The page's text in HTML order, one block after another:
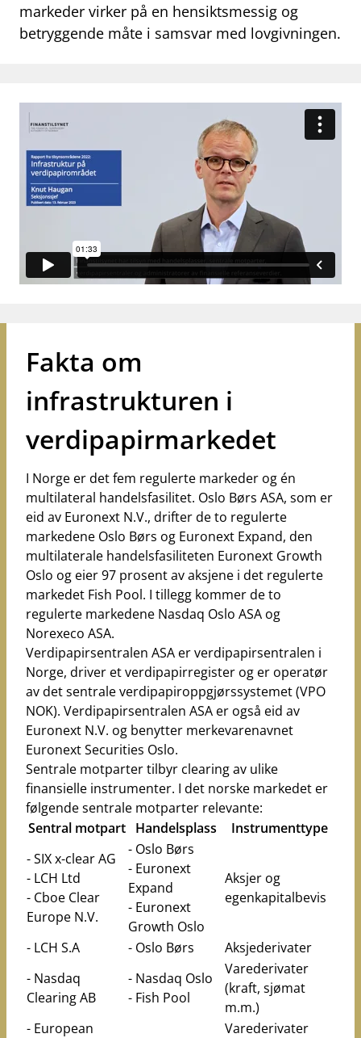
markeder virker på en hensiktsmessig og
betryggende måte i samsvar med lovgivningen.
Fakta om
infrastrukturen i
verdipapirmarkedet
I Norge er det fem regulerte markeder og én
multilateral handelsfasilitet. Oslo Børs ASA, som er
eid av Euronext N.V., drifter de to regulerte
markedene Oslo Børs og Euronext Expand, den
multilaterale handelsfasiliteten Euronext Growth
Oslo og eier 97 prosent av aksjene i det regulerte
markedet Fish Pool. I tillegg kommer de to
regulerte markedene Nasdaq Oslo ASA og
Norexeco ASA.
Verdipapirsentralen ASA er verdipapirsentralen i
Norge, driver et verdipapirregister og er operatør
av det sentrale verdipapiroppgjørssystemet (VPO
NOK). Verdipapirsentralen ASA er også eid av
Euronext N.V. og benytter merkevarenavnet
Euronext Securities Oslo.
Sentrale motparter tilbyr clearing av ulike
finansielle instrumenter. I det norske markedet er
følgende sentrale motparter relevante:
Sentral motpart
Handelsplass
Instrumenttype
- SIX x-clear AG
- LCH Ltd
- Cboe Clear
Europe N.V.
- Oslo Børs
- Euronext
Expand
- Euronext
Growth Oslo
Aksjer og
egenkapitalbevis
- LCH S.A - Oslo Børs
Aksjederivater
- Nasdaq
Clearing AB
- Nasdaq Oslo
- Fish Pool
Varederivater
(kraft, sjømat
m.m.)
- European
Varederivater